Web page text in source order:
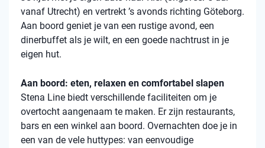
vanaf Utrecht) en vertrekt ’s avonds richting Göteborg.
Aan boord geniet je van een rustige avond, een
dinerbuffet als je wilt, en een goede nachtrust in je
eigen hut.
Aan boord: eten, relaxen en comfortabel slapen
Stena Line biedt verschillende faciliteiten om je
overtocht aangenaam te maken. Er zijn restaurants,
bars en een winkel aan boord. Overnachten doe je in
een van de vele huttypes: van eenvoudige